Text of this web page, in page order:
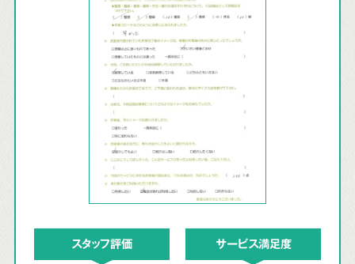
スタッフ評価 サービス満足度